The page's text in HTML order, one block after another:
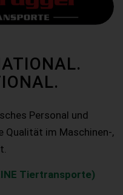
Personal und
Qualität im Maschinen-,
Tiertransporte)